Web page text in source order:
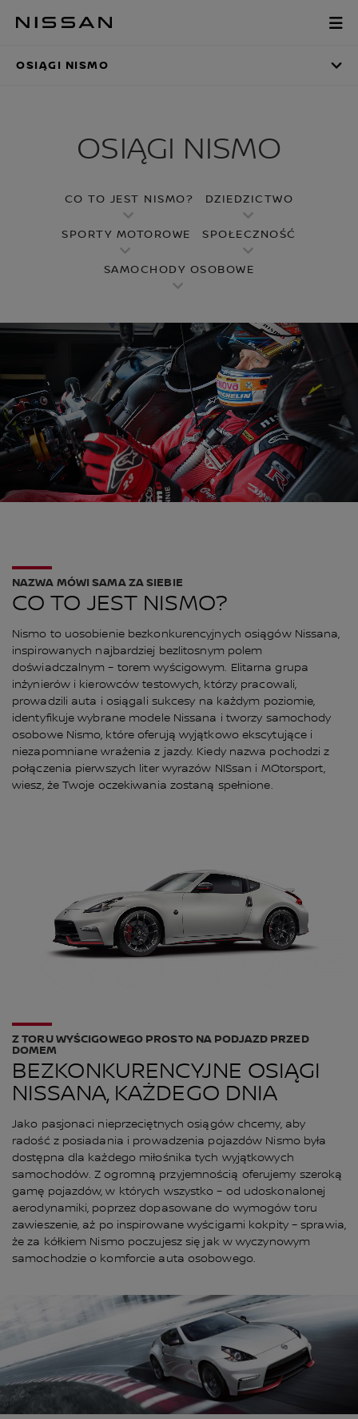
aby
głównych
OSIĄGI NISMO
OSIĄGI NISMO
OSIĄGI NISMO
CO TO JEST NISMO? DZIEDZICTWO
SPORTY MOTOROWE SPOŁECZNOŚĆ
SAMOCHODY OSOBOWE
CO TO JEST NISMO?
NAZWA MÓWI SAMA ZA SIEBIE
Nismo to uosobienie bezkonkurencyjnych osiągów Nissana,
inspirowanych najbardziej bezlitosnym polem
doświadczalnym – torem wyścigowym. Elitarna grupa
inżynierów i kierowców testowych, którzy pracowali,
prowadzili auta i osiągali sukcesy na każdym poziomie,
identyfikuje wybrane modele Nissana i tworzy samochody
osobowe Nismo, które oferują wyjątkowo ekscytujące i
niezapomniane wrażenia z jazdy. Kiedy nazwa pochodzi z
połączenia pierwszych liter wyrazów NISsan i MOtorsport,
wiesz, że Twoje oczekiwania zostaną spełnione.
BEZKONKURENCYJNE OSIĄGI
NISSANA, KAŻDEGO DNIA
Z TORU WYŚCIGOWEGO PROSTO NA PODJAZD PRZED
DOMEM
Jako pasjonaci nieprzeciętnych osiągów chcemy, aby
radość z posiadania i prowadzenia pojazdów Nismo była
dostępna dla każdego miłośnika tych wyjątkowych
samochodów. Z ogromną przyjemnością oferujemy szeroką
gamę pojazdów, w których wszystko – od udoskonalonej
aerodynamiki, poprzez dopasowane do wymogów toru
zawieszenie, aż po inspirowane wyścigami kokpity – sprawia,
że za kółkiem Nismo poczujesz się jak w wyczynowym
samochodzie o komforcie auta osobowego.